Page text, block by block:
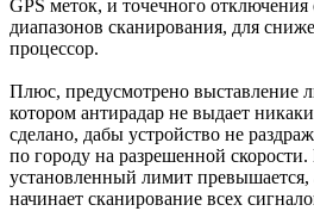
GPS меток, и точечного
диапазонов сканирования, для
процессор.
Плюс, предусмотрено выставление
котором антирадар не выдает
сделано, дабы устройство не
по городу на разрешенной скорости.
установленный лимит превышается,
начинает сканирование всех